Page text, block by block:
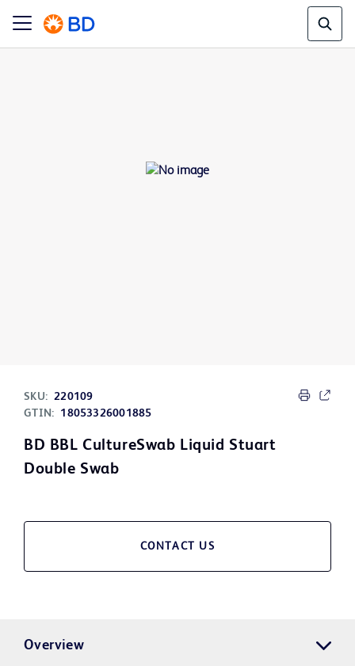
SKU: 220109
GTIN:
18053326001885
BD BBL CultureSwab Liquid Stuart
Double Swab
CONTACT US
Overview